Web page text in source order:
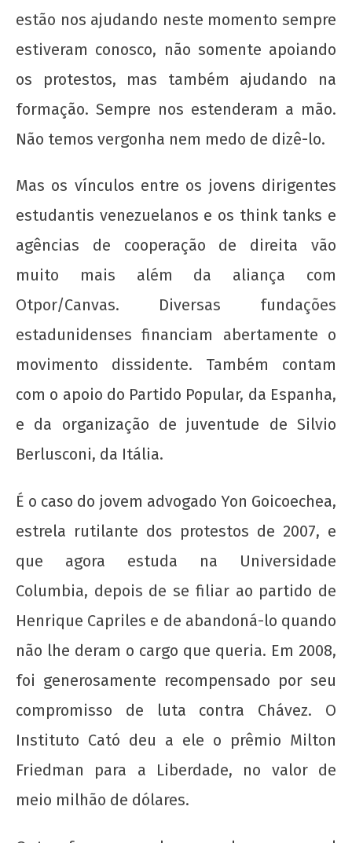
estão nos ajudando neste momento sempre
estiveram conosco, não somente apoiando
os protestos, mas também ajudando na
formação. Sempre nos estenderam a mão.
Não temos vergonha nem medo de dizê-lo.
Mas os vínculos entre os jovens dirigentes
estudantis venezuelanos e os think tanks e
agências de cooperação de direita vão
muito mais além da aliança com
Otpor/Canvas. Diversas fundações
estadunidenses financiam abertamente o
movimento dissidente. Também contam
com o apoio do Partido Popular, da Espanha,
e da organização de juventude de Silvio
Berlusconi, da Itália.
É o caso do jovem advogado Yon Goicoechea,
estrela rutilante dos protestos de 2007, e
que agora estuda na Universidade
Columbia, depois de se filiar ao partido de
Henrique Capriles e de abandoná-lo quando
não lhe deram o cargo que queria. Em 2008,
foi generosamente recompensado por seu
compromisso de luta contra Chávez. O
Instituto Cató deu a ele o prêmio Milton
Friedman para a Liberdade, no valor de
meio milhão de dólares.